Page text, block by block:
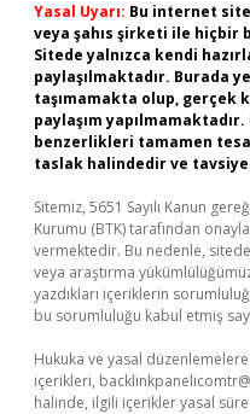
Yasal Uyarı: Bu internet
veya şahıs şirketi ile hiçbir
Sitede yalnızca kendi
paylaşılmaktadır. Burada
taşımamakta olup, gerçek
paylaşım
benzerlikleri tamamen
taslak halindedir ve
Sitemiz, 5651 Sayılı Kanun
Kurumu (BTK) tarafından
vermektedir. Bu nedenle,
veya araştırma
yazdıkları içeriklerin
bu sorumluluğu kabul etmiş
Hukuka ve yasal
içerikleri,
halinde, ilgili içerikler yasal